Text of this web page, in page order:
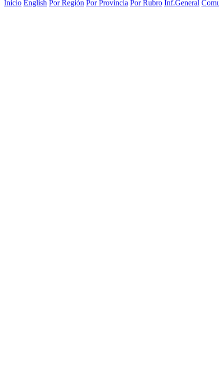
Inicio English Por Región Por Provincia Por Rubro Inf.General